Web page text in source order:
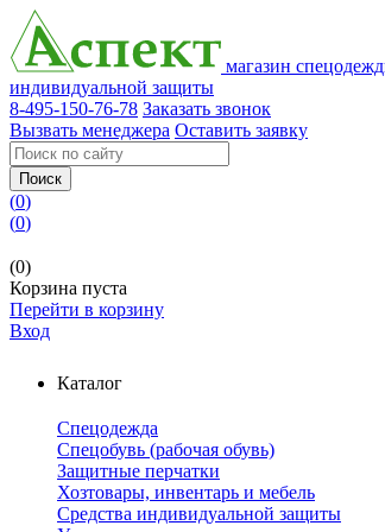
магазин
индивидуальной защиты
8-495-150-76-78 Заказать звонок
Вызвать менеджера Оставить заявку
Поиск
(0)
(0)
(0)
Корзина пуста
Перейти в корзину
Вход
Каталог
Спецодежда
Спецобувь (рабочая обувь)
Защитные перчатки
Хозтовары, инвентарь и мебель
Средства индивидуальной защиты